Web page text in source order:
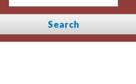
Search